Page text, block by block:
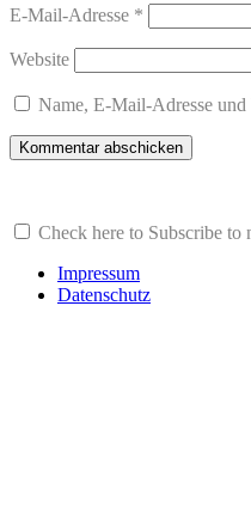
E-Mail-Adresse *
Website
Name, E-Mail-Adresse und
Check here to Subscribe
Impressum
Datenschutz